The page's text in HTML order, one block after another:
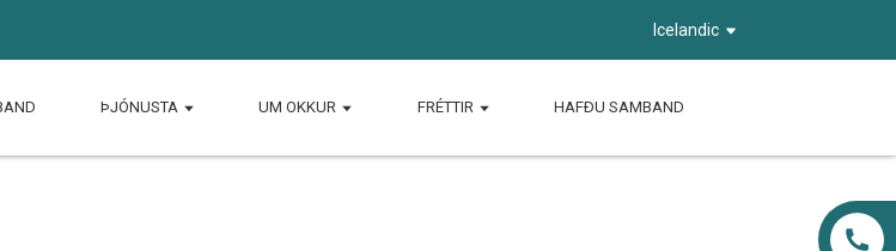
Icelandic
ÞJÓNUSTA UM OKKUR FRÉTTIR HAFÐU SAMBAND